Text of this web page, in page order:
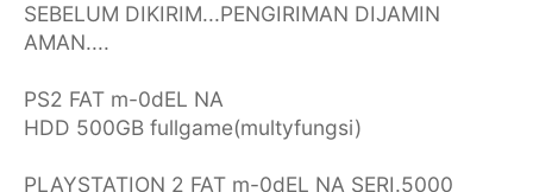
SEBELUM DIKIRIM...PENGIRIMAN DIJAMIN
AMAN....
PS2 FAT m-0dEL NA
HDD 500GB fullgame(multyfungsi)
PLAYSTATION 2 FAT m-0dEL NA SERI.5000